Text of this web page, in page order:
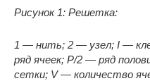
Рисунок 1: Решетка:
1 — нить; 2 — узел; I —
ряд ячеек; P/2 — ряд
сетки; V — количество